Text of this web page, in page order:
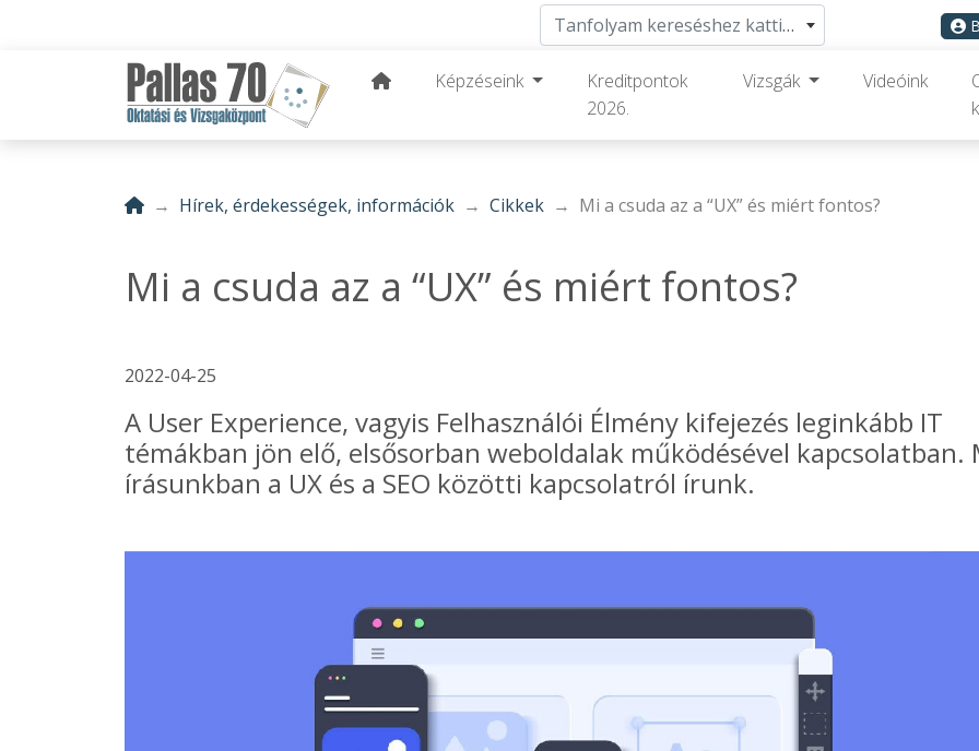
Tanfolyam kereséshez kattints ide
Képzéseink
Kreditpontok
2026.
Vizsgák Videóink
Hírek, érdekességek, információk Cikkek Mi a csuda az a “UX” és miért fontos?
Mi a csuda az a “UX” és miért fontos?
2022-04-25
A User Experience, vagyis Felhasználói Élmény kifejezés leginkább IT
témákban jön elő, elsősorban weboldalak működésével kapcsolatban.
írásunkban a UX és a SEO közötti kapcsolatról írunk.